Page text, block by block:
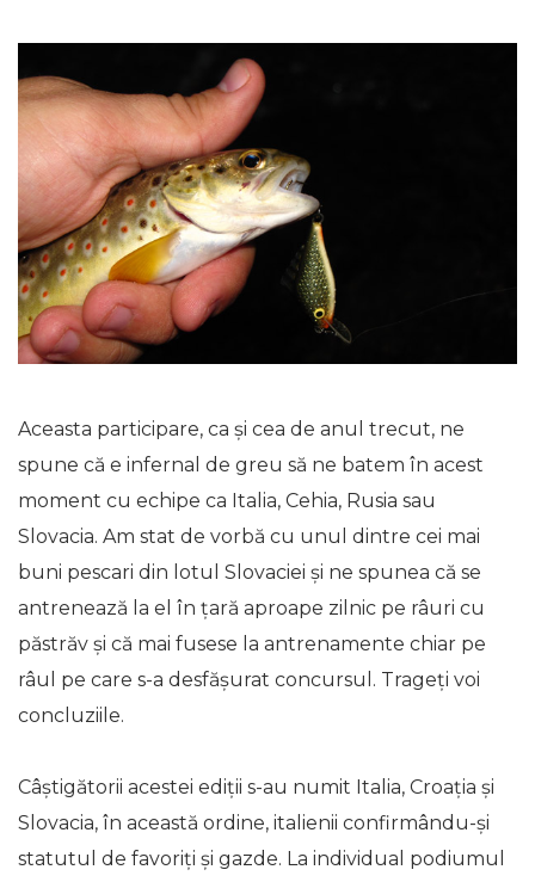
Aceasta participare, ca și cea de anul trecut, ne
spune că e infernal de greu să ne batem în acest
moment cu echipe ca Italia, Cehia, Rusia sau
Slovacia. Am stat de vorbă cu unul dintre cei mai
buni pescari din lotul Slovaciei și ne spunea că se
antrenează la el în țară aproape zilnic pe râuri cu
păstrăv și că mai fusese la antrenamente chiar pe
râul pe care s-a desfășurat concursul. Trageți voi
concluziile.
Câștigătorii acestei ediții s-au numit Italia, Croația și
Slovacia, în această ordine, italienii confirmându-și
statutul de favoriți și gazde. La individual podiumul